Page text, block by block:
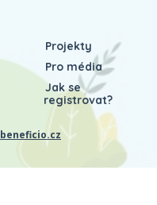
Projekty
Pro média
Jak se
registrovat?
beneficio.cz